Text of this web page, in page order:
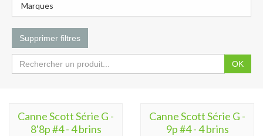
Marques
Supprimer filtres
OK
Canne Scott Série G -
8'8p #4 - 4 brins
Canne Scott Série G -
9p #4 - 4 brins